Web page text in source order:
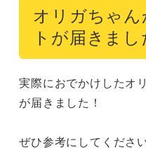
オリガちゃ
トが届きまし
実際におでかけしたオ
が届きました！
ぜひ参考にしてくださ